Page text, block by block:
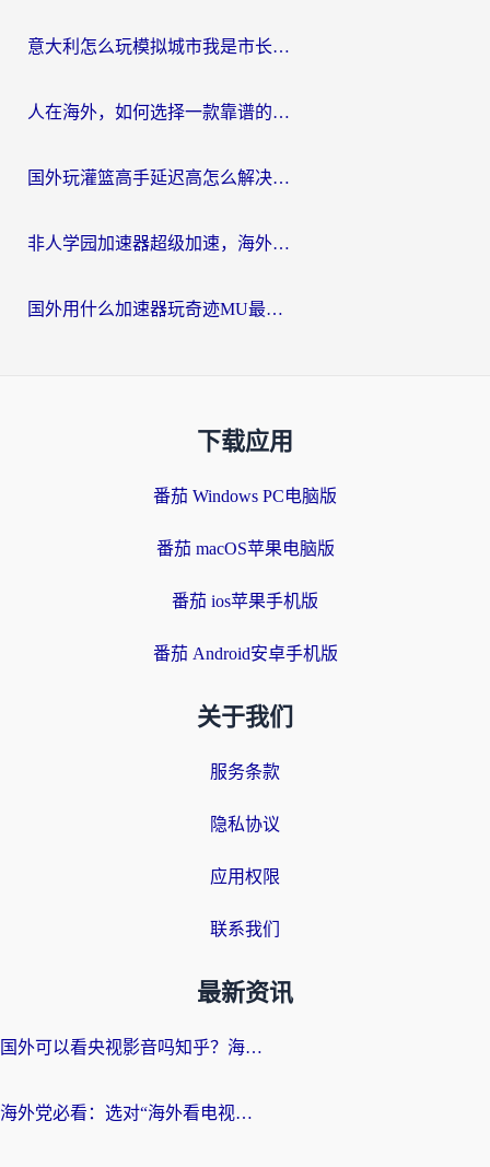
意大利怎么玩模拟城市我是市长？海外党国服游戏加速终极攻略（附三国3量子特攻解决办法）
人在海外，如何选择一款靠谱的玩剑灵2加速器？
国外玩灌篮高手延迟高怎么解决？海外玩家国服游戏加速终极指南
非人学园加速器超级加速，海外玩家重返国服的通行证
国外用什么加速器玩奇迹MU最好？2026海外玩家国服游戏加速全攻略
下载应用
番茄 Windows PC电脑版
番茄 macOS苹果电脑版
番茄 ios苹果手机版
番茄 Android安卓手机版
关于我们
服务条款
隐私协议
应用权限
联系我们
最新资讯
国外可以看央视影音吗知乎？海外党亲测有效的回国加速方案
海外党必看：选对“海外看电视剧软件”，再也不用愁国内剧刷不了